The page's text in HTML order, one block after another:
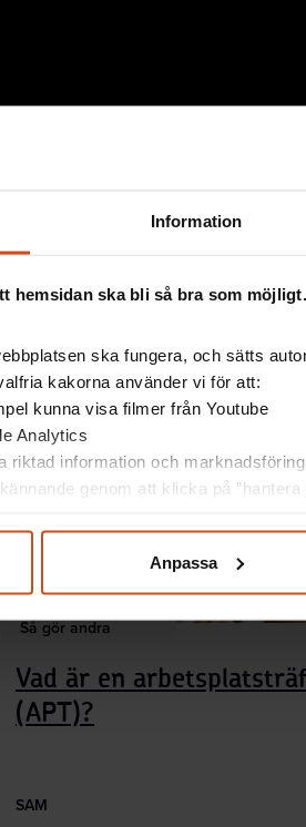
Information
hemsidan ska bli så bra som möjligt.
ska fungera, och sätts
kakorna använder vi för att:
kunna visa filmer från Youtube
Analytics
riktad information och marknadsföring
genom att klicka på
Anpassa
av
Så gör andra
Vad är en
(APT)?
SAM